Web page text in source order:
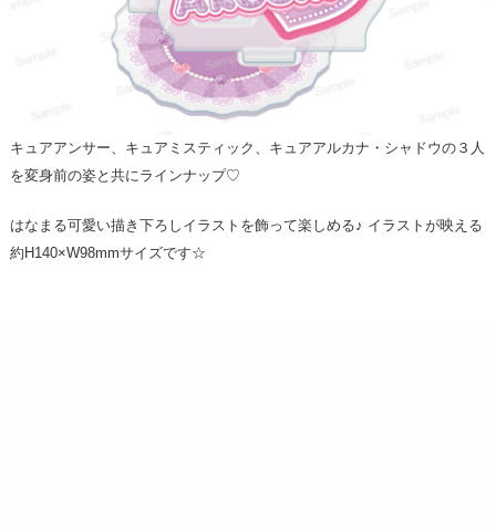
キュアアンサー、キュアミスティック、キュアアルカナ・シャドウの３人
を変身前の姿と共にラインナップ♡
はなまる可愛い描き下ろしイラストを飾って楽しめる♪ イラストが映える
約H140×W98mmサイズです☆